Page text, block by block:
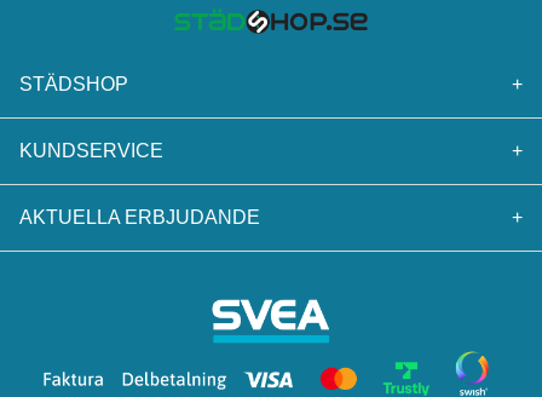
STÄDSHOP +
KUNDSERVICE +
AKTUELLA ERBJUDANDE +